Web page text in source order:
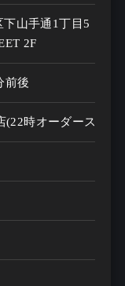
山手通1丁目5
2F
前後
(22時オーダーストッ